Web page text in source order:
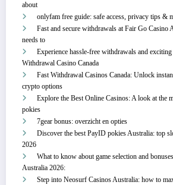
about
onlyfam free guide: safe access, privacy tips &
Fast and secure withdrawals at Fair Go Casino
needs to
Experience hassle-free withdrawals and
Withdrawal Casino Canada
Fast Withdrawal Casinos Canada: Unlock
crypto options
Explore the Best Online Casinos: A look at the
pokies
7gear bonus: overzicht en opties
Discover the best PayID pokies Australia: top
2026
What to know about game selection and
Australia 2026:
Step into Neosurf Casinos Australia: how to